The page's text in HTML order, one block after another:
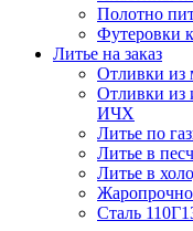
Полотно
Футеровки
Литье на заказ
Отливки из
Отливки из
ИЧХ
Литье по
Литье в
Литье в
Сталь